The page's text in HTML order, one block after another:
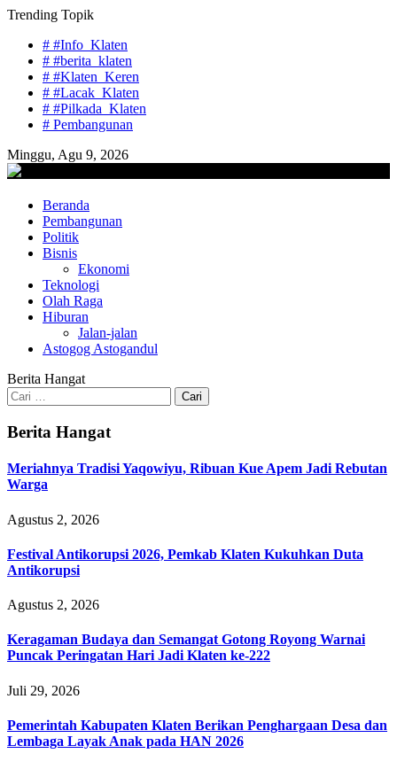
Skip
content
Trending Topik
# #Info_Klaten
# #berita_klaten
# #Klaten_Keren
# #Lacak_Klaten
# #Pilkada_Klaten
# Pembangunan
Minggu, Agu 9, 2026
lacaknews.com
Lacak Gaya Baru
Beranda
Pembangunan
Politik
Bisnis
Ekonomi
Teknologi
Olah Raga
Hiburan
Jalan-jalan
Astogog Astogandul
Berita Hangat
Cari
untuk:
Berita Hangat
Meriahnya Tradisi Yaqowiyu, Ribuan Kue Apem Jadi Rebutan
Warga
Agustus 2, 2026
Festival Antikorupsi 2026, Pemkab Klaten Kukuhkan Duta
Antikorupsi
Agustus 2, 2026
Keragaman Budaya dan Semangat Gotong Royong Warnai
Puncak Peringatan Hari Jadi Klaten ke-222
Juli 29, 2026
Pemerintah Kabupaten Klaten Berikan Penghargaan Desa dan
Lembaga Layak Anak pada HAN 2026